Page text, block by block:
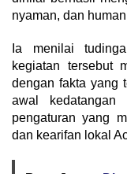
nyaman, dan
Ia menilai
kegiatan tersebut
dengan fakta yang
awal kedatangan
pengaturan yang
dan kearifan lokal